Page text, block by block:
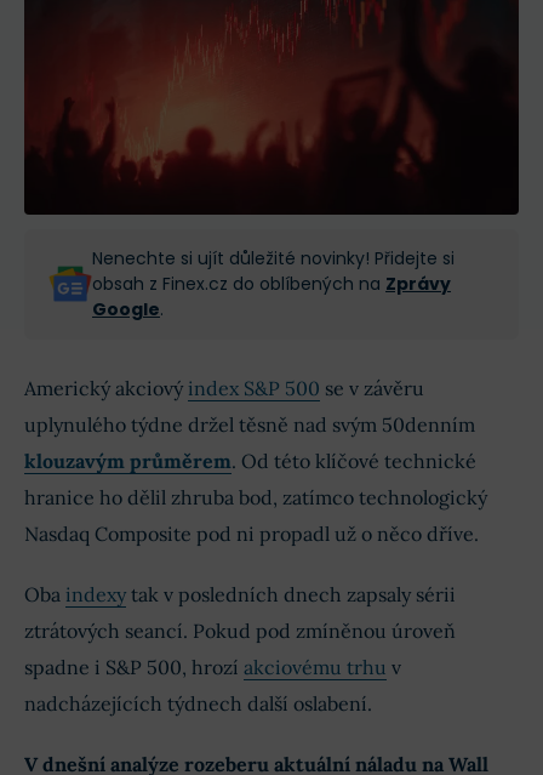
Nenechte si ujít důležité novinky! Přidejte si
obsah z Finex.cz do oblíbených na Zprávy
Google.
Americký akciový index S&P 500 se v závěru
uplynulého týdne držel těsně nad svým 50denním
klouzavým průměrem. Od této klíčové technické
hranice ho dělil zhruba bod, zatímco technologický
Nasdaq Composite pod ni propadl už o něco dříve.
Oba indexy tak v posledních dnech zapsaly sérii
ztrátových seancí. Pokud pod zmíněnou úroveň
spadne i S&P 500, hrozí akciovému trhu v
nadcházejících týdnech další oslabení.
V dnešní analýze rozeberu aktuální náladu na Wall